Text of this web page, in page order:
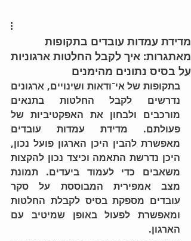
מדידת עמדות עובדים בתקופות
מאתגרות: איך לקבל החלטות ארגוניות
על בסיס נתונים מהימנים
הארגון.